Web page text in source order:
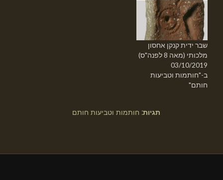
שבר ידית קנקן אחסון
מלכותי (מאה 8 לפנה"ס)
03/10/2019
ב-"חותמות וטביעות
חותם"
תגיות: חותמות וטביעות חותם